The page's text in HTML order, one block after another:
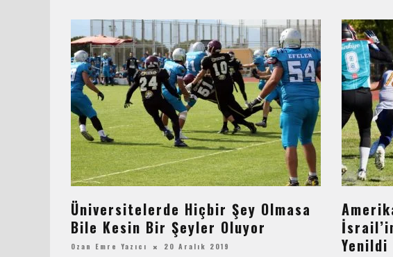
Üniversitelerde Hiçbir Şey Olmasa
Bile Kesin Bir Şeyler Oluyor
Ozan Emre Yazıcı 20 Aralık 2019
Yenildi